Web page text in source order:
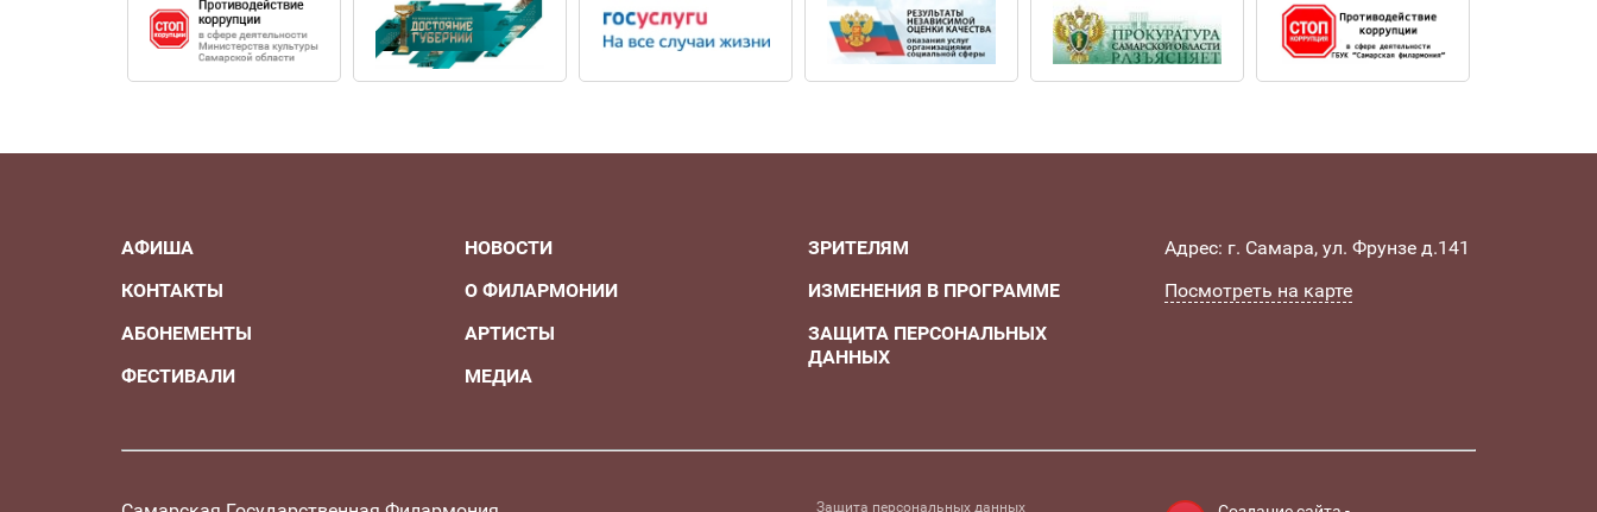
АФИША
КОНТАКТЫ
АБОНЕМЕНТЫ
ФЕСТИВАЛИ
НОВОСТИ
О ФИЛАРМОНИИ
АРТИСТЫ
МЕДИА
ЗРИТЕЛЯМ
ИЗМЕНЕНИЯ В ПРОГРАММЕ
ЗАЩИТА ПЕРСОНАЛЬНЫХ
ДАННЫХ
Адрес: г. Самара, ул. Фрунзе д.141
Посмотреть на карте
Защита персональных данных